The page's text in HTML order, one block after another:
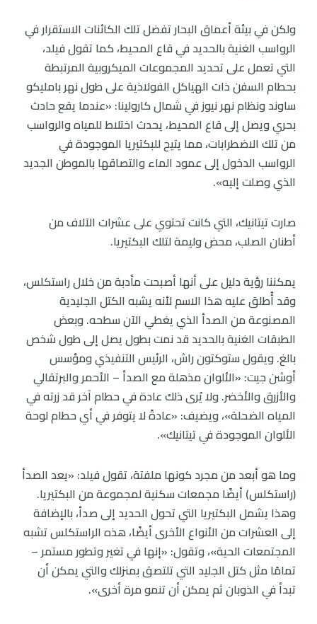
ولكن في بيئة أعماق البحار تفضل تلك الكائنات الاستقرار في
الرواسب الغنية بالحديد في قاع المحيط، كما تقول فيلد،
التي تعمل على تحديد المجموعات الميكروبية المرتبطة
بحطام السفن ذات الهياكل الفولاذية على طول نهر بامليكو
ساوند ونظام نهر نيوز في شمال كارولينا: «عندما يقع حادث
بحري ويصل إلى قاع المحيط، يحدث اختلاط للمياه والرواسب
من تلك الاضطرابات، مما يتيح للبكتيريا الموجودة في
الرواسب الدخول إلى عمود الماء والتصاقها بالموطن الجديد
الذي وصلت إليه».
صارت تيتانيك، التي كانت تحتوي على عشرات الآلاف من
أطنان الصلب، محض وليمة لتلك البكتيريا.
يمكننا رؤية دليل على أنها أصبحت مأدبة من خلال راستكلس،
وقد أُطلق عليه هذا الاسم لأنه يشبه الكتل الجليدية
المصنوعة من الصدأ الذي يغطي الآن سطحه. وبعض
الطبقات الغنية بالحديد قد نمت بطول يصل إلى طول شخص
بالغ. ويقول ستوكتون راش، الرئيس التنفيذي ومؤسس
أوشن جيت: «الألوان مذهلة مع الصدأ – الأحمر والبرتقالي
والأزرق والأخضر. ولا يُرى ذلك عادة في حطام آخر قد زرته في
المياه الضحلة»، ويضيف: «عادةً لا يتوفر في أي حطام لوحة
الألوان الموجودة في تيتانيك».
وما هو أبعد من مجرد كونها ملفتة، تقول فيلد: «يعد الصدأ
(راستكلس) أيضًا مجمعات سكنية لمجموعة من البكتيريا.
وهذا يشمل البكتيريا التي تحول الحديد إلى صدأ، بالإضافة
إلى العشرات من الأنواع الأخرى أيضًا، هذه الراستكلس تشبه
المجتمعات الحية»، وتقول: «إنها في تغير وتطور مستمر –
تمامًا مثل كتل الجليد التي تلتصق بمنزلك والتي يمكن أن
تبدأ في الذوبان ثم يمكن أن تنمو مرة أخرى».